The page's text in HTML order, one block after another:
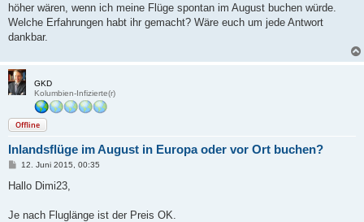
höher wären, wenn ich meine Flüge spontan im August buchen würde.
Welche Erfahrungen habt ihr gemacht? Wäre euch um jede Antwort
dankbar.
GKD
Kolumbien-Infizierte(r)
Offline
Inlandsflüge im August in Europa oder vor Ort buchen?
B
i
a
12. Juni 2015, 00:35
Hallo Dimi23,
Je nach Fluglänge ist der Preis OK.